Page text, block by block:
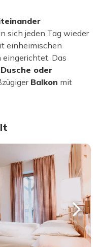
sich jeden Tag wieder
einheimischen
Das
Dusche oder
Balkon mit